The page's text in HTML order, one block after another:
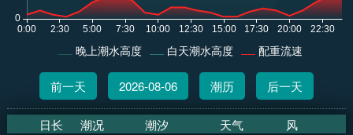
晚上潮水高度 白天潮水高度 配重流速
前一天 2026-08-06 潮历 后一天
日长 潮况 潮汐 天气 风